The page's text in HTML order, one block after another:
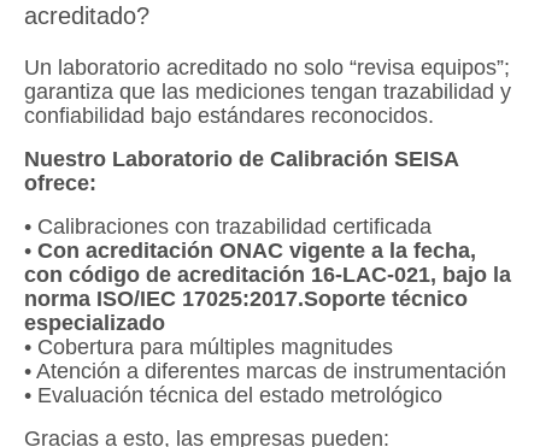
acreditado?
Un laboratorio acreditado no solo “revisa equipos”;
garantiza que las mediciones tengan trazabilidad y
confiabilidad bajo estándares reconocidos.
Nuestro Laboratorio de Calibración SEISA
ofrece:
• Calibraciones con trazabilidad certificada
• Con acreditación ONAC vigente a la fecha,
con código de acreditación 16-LAC-021, bajo la
norma ISO/IEC 17025:2017.Soporte técnico
especializado
• Cobertura para múltiples magnitudes
• Atención a diferentes marcas de instrumentación
• Evaluación técnica del estado metrológico
Gracias a esto, las empresas pueden: